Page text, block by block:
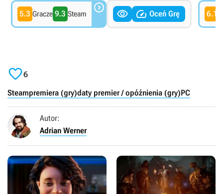
5.3 Gracze 9.3 Steam    Oceń Grę 6.1
6
Steampremiera (gry)daty premier / opóźnienia (gry)PC
Autor:
Adrian Werner